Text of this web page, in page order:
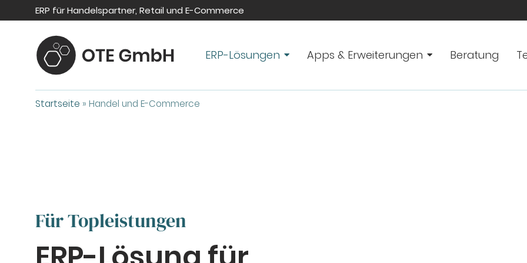
ERP für Handelspartner, Retail und E-Commerce
ERP-Lösungen Apps & Erweiterungen Beratung
Startseite » Handel und E-Commerce
Für Topleistungen